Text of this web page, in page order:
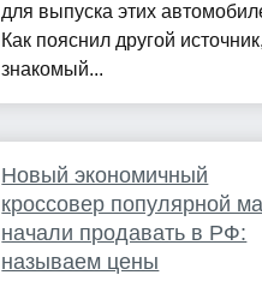
для выпуска этих
Как пояснил другой источник,
знакомый...
Новый экономичный
кроссовер популярной
начали продавать в РФ:
называем цены